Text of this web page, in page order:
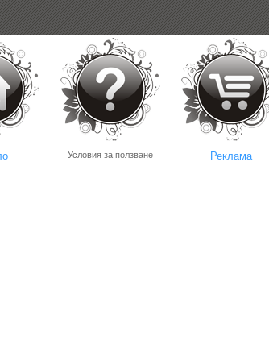
Условия за ползване Реклама